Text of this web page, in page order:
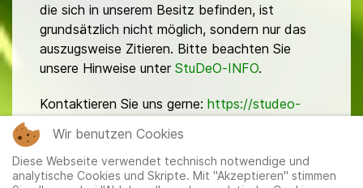
die sich in unserem Besitz befinden, ist
grundsätzlich nicht möglich, sondern nur das
auszugsweise Zitieren. Bitte beachten Sie
unsere Hinweise unter StuDeO-INFO.
Kontaktieren Sie uns gerne: https://studeo-
Wir benutzen Cookies
Diese Webseite verwendet technisch notwendige und
analytische Cookies und Skripte. Mit "Akzeptieren" stimmen